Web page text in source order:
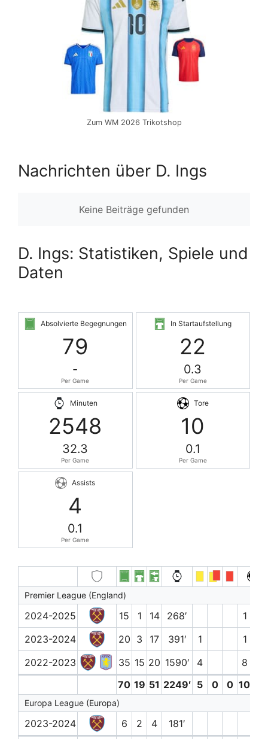
Zum WM 2026 Trikotshop
Nachrichten über D. Ings
Keine Beiträge gefunden
D. Ings: Statistiken, Spiele und
Daten
Absolvierte Begegnungen
79
-
Per Game
In Startaufstellung
22
0.3
Per Game
Minuten
2548
32.3
Per Game
Tore
10
0.1
Per Game
Assists
4
0.1
Per Game
Premier League (England)
2024-2025 15 1 14 268′
1 (0)
2023-2024
20 3 17 391′ 1
1 (0)
2022-2023
35 15 20 1590′ 4
8 (2)
70 19 51 2249′ 5 0 0 10 (2)
Europa League (Europa)
2023-2024 6 2 4
181′